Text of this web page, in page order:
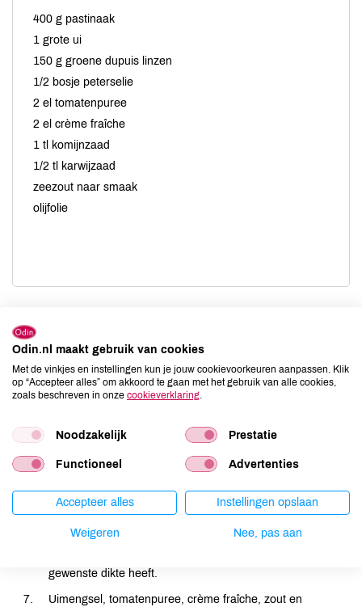
400 g pastinaak
1 grote ui
150 g groene dupuis linzen
1/2 bosje peterselie
2 el tomatenpuree
2 el crème fraîche
1 tl komijnzaad
1/2 tl karwijzaad
zeezout naar smaak
olijfolie
Pastinaak schillen met een dunschiller, in plakjes van een
1/2 cm snijden en in ongeveer 10 min gaar koken in weinig
water.
Ui schillen, op de wortelkant neerzetten en halveren.
Beide helften met de lijnen van de ui mee in smalle partjes
snijden.
uien.
Peterselie fijn hakken.
gewenste dikte heeft.
Uimengsel, tomatenpuree, crème fraîche, zout en
Odin.nl maakt gebruik van cookies
Met de vinkjes en instellingen kun je jouw cookievoorkeuren aanpassen. Klik
op “Accepteer alles” om akkoord te gaan met het gebruik van alle cookies,
zoals beschreven in onze cookieverklaring.
Noodzakelijk Prestatie
Functioneel Advertenties
Accepteer alles Instellingen opslaan
Weigeren Nee, pas aan